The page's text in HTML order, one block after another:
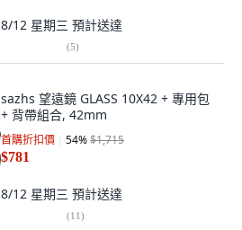
8/12 星期三 預計送達
(5)
sazhs 望遠鏡 GLASS 10X42 + 專用包
+ 背帶組合, 42mm
首購折扣價 54%$1,715
$781
8/12 星期三 預計送達
(11)